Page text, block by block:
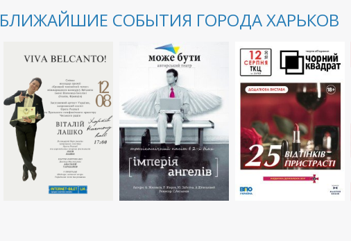
БЛИЖАЙШИЕ СОБЫТИЯ ГОРОДА ХАРЬКОВ